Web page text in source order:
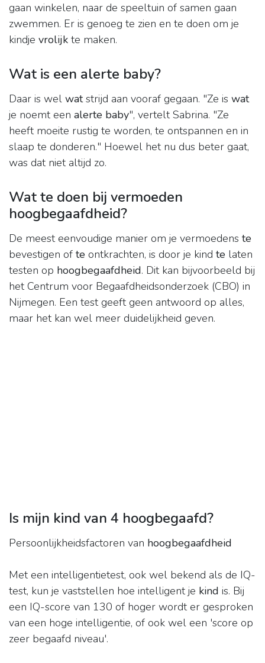
gaan winkelen, naar de speeltuin of samen gaan
zwemmen. Er is genoeg te zien en te doen om je
kindje vrolijk te maken.
Wat is een alerte baby?
Daar is wel watstrijd aan vooraf gegaan. "Ze is wat
je noemt een alerte baby", vertelt Sabrina. "Ze
heeft moeite rustig te worden, te ontspannen en in
slaap te donderen." Hoewel het nu dus beter gaat,
was dat niet altijd zo.
Wat te doen bij vermoeden
hoogbegaafdheid?
De meest eenvoudige manier om je vermoedens te
bevestigen of te ontkrachten, is door je kind te laten
testen op hoogbegaafdheid. Dit kan bijvoorbeeld bij
het Centrum voor Begaafdheidsonderzoek (CBO) in
Nijmegen. Een test geeft geen antwoord op alles,
maar het kan wel meer duidelijkheid geven.
Is mijn kind van 4 hoogbegaafd?
Persoonlijkheidsfactoren van hoogbegaafdheid
Met een intelligentietest, ook wel bekend als de IQ-
test, kun je vaststellen hoe intelligent je kind is. Bij
een IQ-score van 130 of hoger wordt er gesproken
van een hoge intelligentie, of ook wel een 'score op
zeer begaafd niveau'.